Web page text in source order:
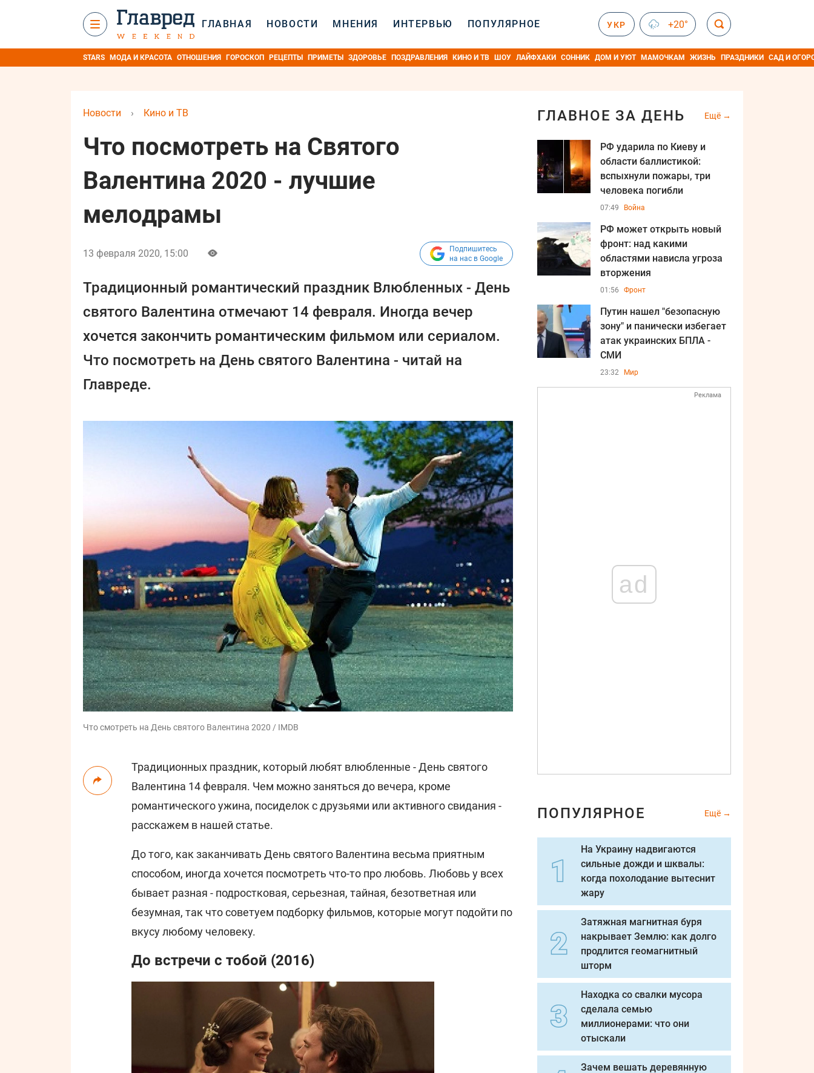
ГЛАВНАЯ НОВОСТИ МНЕНИЯ ИНТЕРВЬЮ ПОПУЛЯРНОЕ УКР +20°
STARS МОДА И КРАСОТА ОТНОШЕНИЯ ГОРОСКОП РЕЦЕПТЫ ПРИМЕТЫ ЗДОРОВЬЕ ПОЗДРАВЛЕНИЯ КИНО И ТВ ШОУ ЛАЙФХАКИ СОННИК ДОМ И УЮТ МАМОЧКАМ ЖИЗНЬ ПРАЗДНИКИ САД И
Новости › Кино и ТВ
Что посмотреть на Святого
Валентина 2020 - лучшие
мелодрамы
13 февраля 2020, 15:00
Подпишитесь
на нас в Google
Традиционный романтический праздник Влюбленных - День
святого Валентина отмечают 14 февраля. Иногда вечер
хочется закончить романтическим фильмом или сериалом.
Что посмотреть на День святого Валентина - читай на
Главреде.
Что смотреть на День святого Валентина 2020 / IMDB
Традиционных праздник, который любят влюбленные - День святого
Валентина 14 февраля. Чем можно заняться до вечера, кроме
романтического ужина, посиделок с друзьями или активного свидания -
расскажем в нашей статье.
До того, как заканчивать День святого Валентина весьма приятным
способом, иногда хочется посмотреть что-то про любовь. Любовь у всех
бывает разная - подростковая, серьезная, тайная, безответная или
безумная, так что советуем подборку фильмов, которые могут подойти по
вкусу любому человеку.
До встречи с тобой (2016)
ГЛАВНОЕ ЗА ДЕНЬ Ещё
РФ ударила по Киеву и
области баллистикой:
вспыхнули пожары, три
человека погибли
07:49 Война
РФ может открыть новый
фронт: над какими
областями нависла угроза
вторжения
01:56 Фронт
Путин нашел "безопасную
зону" и панически избегает
атак украинских БПЛА -
СМИ
23:32 Мир
Реклама
ad
ПОПУЛЯРНОЕ Ещё
На Украину надвигаются
сильные дожди и шквалы:
когда похолодание вытеснит
жару
Затяжная магнитная буря
накрывает Землю: как долго
продлится геомагнитный
шторм
Находка со свалки мусора
сделала семью
миллионерами: что они
отыскали
Зачем вешать деревянную